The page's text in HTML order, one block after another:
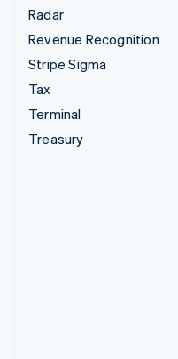
Radar
Revenue Recognition
Stripe Sigma
Tax
Terminal
Treasury